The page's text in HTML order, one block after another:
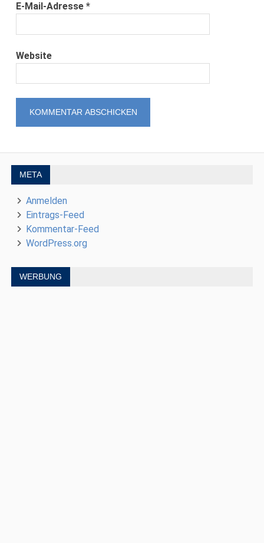
E-Mail-Adresse*
Website
META
Anmelden
Eintrags-Feed
Kommentar-Feed
WordPress.org
WERBUNG